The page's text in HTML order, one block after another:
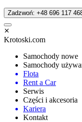
Zadzwoń: +48 696 117
Krotoski.com
Samochody nowe
Samochody
Flota
Rent a Car
Serwis
Części i akcesoria
Kariera
Kontakt